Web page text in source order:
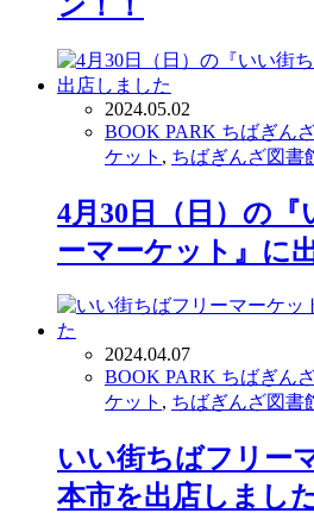
2024.05.02
BOOK PARK ちばぎん
ケット , ちばぎんざ図書
4月30日（日）の『
ーマーケット』に
2024.04.07
BOOK PARK ちばぎん
ケット , ちばぎんざ図書
いい街ちばフリー
本市を出店しまし